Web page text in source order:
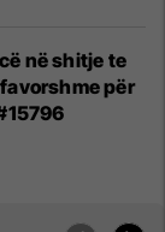
në shitje te
për